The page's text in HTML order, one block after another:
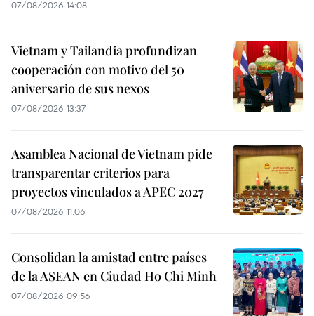
07/08/2026 14:08
Vietnam y Tailandia profundizan
cooperación con motivo del 50
aniversario de sus nexos
07/08/2026 13:37
Asamblea Nacional de Vietnam pide
transparentar criterios para
proyectos vinculados a APEC 2027
07/08/2026 11:06
Consolidan la amistad entre países
de la ASEAN en Ciudad Ho Chi Minh
07/08/2026 09:56